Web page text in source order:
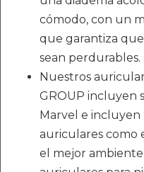
cómodo, con un
que garantiza
sean perdurables.
Nuestros
GROUP incluyen
Marvel e incluyen
auriculares como
el mejor